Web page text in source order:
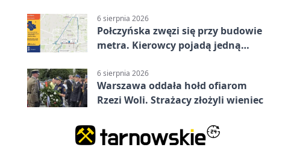
6 sierpnia 2026
Połczyńska zwęzi się przy budowie
metra. Kierowcy pojadą jedną
6 sierpnia 2026
Warszawa oddała hołd ofiarom
Rzezi Woli. Strażacy złożyli wieniec